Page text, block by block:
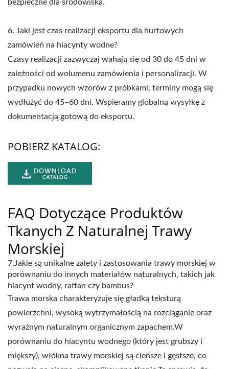
bezpieczne dla środowiska.
6. Jaki jest czas realizacji eksportu dla hurtowych
zamówień na hiacynty wodne?
Czasy realizacji zazwyczaj wahają się od 30 do 45 dni w
zależności od wolumenu zamówienia i personalizacji. W
przypadku nowych wzorów z próbkami, terminy mogą się
wydłużyć do 45–60 dni. Wspieramy globalną wysyłkę z
dokumentacją gotową do eksportu.
POBIERZ KATALOG:
FAQ Dotyczące Produktów
Tkanych Z Naturalnej Trawy
Morskiej
7.Jakie są unikalne zalety i zastosowania trawy morskiej w
porównaniu do innych materiałów naturalnych, takich jak
hiacynt wodny, rattan czy bambus?
Trawa morska charakteryzuje się gładką teksturą
powierzchni, wysoką wytrzymałością na rozciąganie oraz
wyraźnym naturalnym organicznym zapachem.W
porównaniu do hiacyntu wodnego (który jest grubszy i
miększy), włókna trawy morskiej są cieńsze i gęstsze, co